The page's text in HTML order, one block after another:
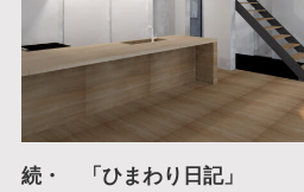
続・ 「ひまわり日記」